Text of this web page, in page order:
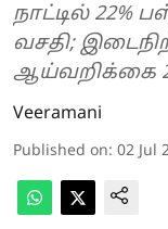
நாட்டில்
வசதி;
ஆய்வறிக்கை
Veeramani
Published on: 02 Jul